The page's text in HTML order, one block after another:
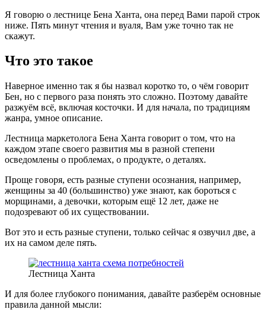
Я говорю о лестнице Бена Ханта, она перед Вами парой строк
ниже. Пять минут чтения и вуаля, Вам уже точно так не
скажут.
Что это такое
Наверное именно так я бы назвал коротко то, о чём говорит
Бен, но с первого раза понять это сложно. Поэтому давайте
разжуём всё, включая косточки. И для начала, по традициям
жанра, умное описание.
Лестница маркетолога Бена Ханта говорит о том, что на
каждом этапе своего развития мы в разной степени
осведомлены о проблемах, о продукте, о деталях.
Проще говоря, есть разные ступени осознания, например,
женщины за 40 (большинство) уже знают, как бороться с
морщинами, а девочки, которым ещё 12 лет, даже не
подозревают об их существовании.
Вот это и есть разные ступени, только сейчас я озвучил две, а
их на самом деле пять.
Лестница Ханта
И для более глубокого понимания, давайте разберём основные
правила данной мысли: